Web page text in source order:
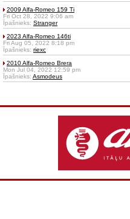
2009 Alfa-Romeo 159 Ti
Fri Oct 28, 2022 9:06 am
Īpašnieks: Stranger
2023 Alfa-Romeo 146ti
Fri Aug 05, 2022 8:18 pm
Īpašnieks: riexc
2010 Alfa-Romeo Brera
Mon Jul 04, 2022 12:59 pm
Īpašnieks: Asmodeus